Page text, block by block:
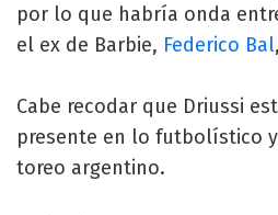
por lo que habría onda
el ex de Barbie, Federico Bal
Cabe recodar que Driussi
presente en lo futbolístico
toreo argentino.